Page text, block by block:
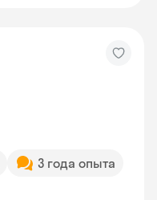
3 года опыта